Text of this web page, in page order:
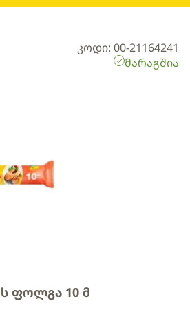
კოდი: 00-21164241
მარაგშია
ფოლგა 10 მ